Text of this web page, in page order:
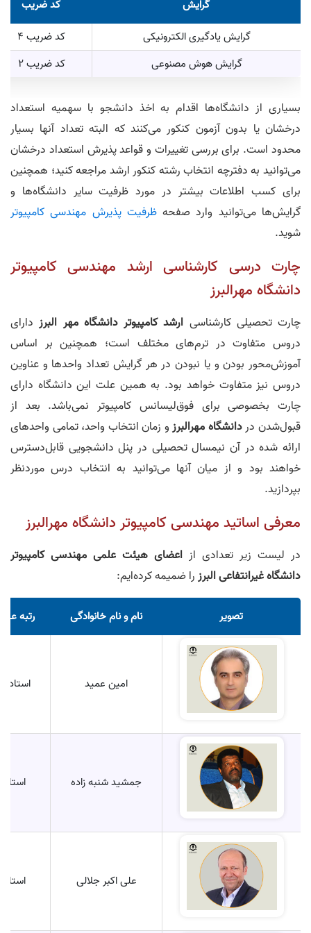
گرایش
کد ضریب
گرایش یادگیری الکترونیکی
کد ضریب 4
گرایش هوش مصنوعی
کد ضریب 2
بسیاری از دانشگاه‌ها اقدام به اخذ دانشجو با سهمیه استعداد
درخشان یا بدون آزمون کنکور می‌کنند که البته تعداد آنها بسیار
محدود است. برای بررسی تغییرات و قواعد پذیرش استعداد درخشان
می‌توانید به دفترچه انتخاب رشته کنکور ارشد مراجعه کنید؛ همچنین
برای کسب اطلاعات بیشتر در مورد ظرفیت سایر دانشگاه‌ها و
گرایش‌ها می‌توانید وارد صفحهظرفیت پذیرش مهندسی کامپیوتر
شوید.
چارت درسی کارشناسی ارشد مهندسی کامپیوتر
دانشگاه مهرالبرز
چارت تحصیلی کارشناسی ارشد کامپیوتر دانشگاه مهر البرزدارای
دروس متفاوت در ترم‌های مختلف است؛ همچنین بر اساس
آموزش‌محور بودن و یا نبودن در هر گرایش تعداد واحد‌ها و عناوین
دروس نیز متفاوت خواهد بود. به همین علت این دانشگاه دارای
چارت بخصوصی برای فوق‌لیسانس کامپیوتر نمی‌باشد. بعد از
قبول‌شدن دردانشگاه مهرالبرزو زمان انتخاب واحد، تمامی واحد‌های
ارائه شده در آن نیمسال تحصیلی در پنل دانشجویی قابل‌دسترس
خواهند بود و از میان آنها می‌توانید به انتخاب درس موردنظر
بپردازید.
معرفی اساتید مهندسی کامپیوتر دانشگاه مهرالبرز
در لیست زیر تعدادی از اعضای هیئت علمی مهندسی کامپیوتر
دانشگاه غیرانتفاعی البرزرا ضمیمه کرده‌ایم:
تصویر نام و نام خانوادگی رتبه
امین عمید
جمشید شنبه زاده استاد
علی اکبر جلالی استاد